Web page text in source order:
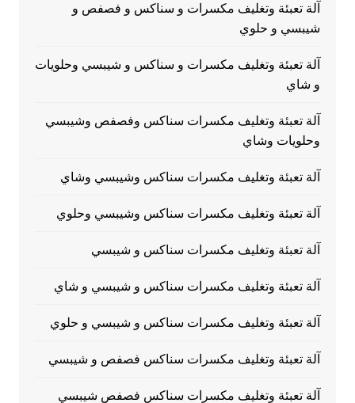
آلة تعبئة وتغليف مكسرات و سناكس و فصفص و
شيبسي و حلوي
آلة تعبئة وتغليف مكسرات و سناكس و شيبسي وحلويات
و شاي
آلة تعبئة وتغليف مكسرات سناكس وفصفص وشيبسي
وحلويات وشاي
آلة تعبئة وتغليف مكسرات سناكس وشيبسي وشاي
آلة تعبئة وتغليف مكسرات سناكس وشيبسي وحلوي
آلة تعبئة وتغليف مكسرات سناكس و شيبسي
آلة تعبئة وتغليف مكسرات سناكس و شيبسي و شاي
آلة تعبئة وتغليف مكسرات سناكس و شيبسي و حلوي
آلة تعبئة وتغليف مكسرات سناكس فصفص و شيبسي
آلة تعبئة وتغليف مكسرات سناكس فصفص شيبسي